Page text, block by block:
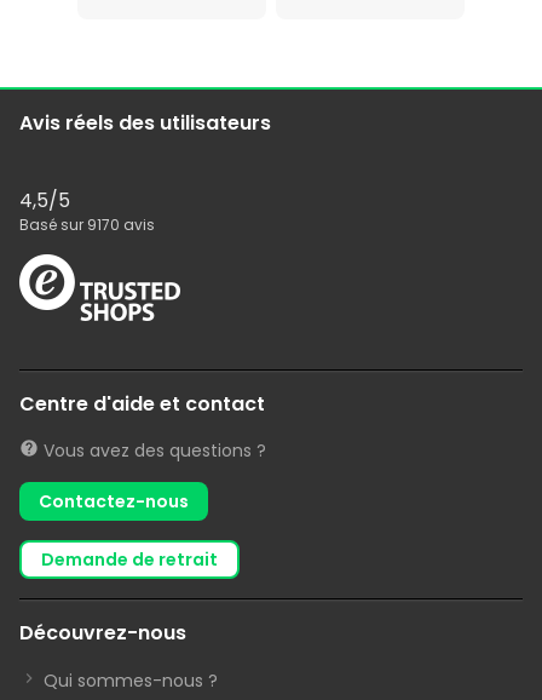
Avis réels des utilisateurs
4,5/5
Basé sur 9170 avis
Centre d'aide et contact
Vous avez des questions ?
Contactez-nous
demande de retrait
Découvrez-nous
Qui sommes-nous ?